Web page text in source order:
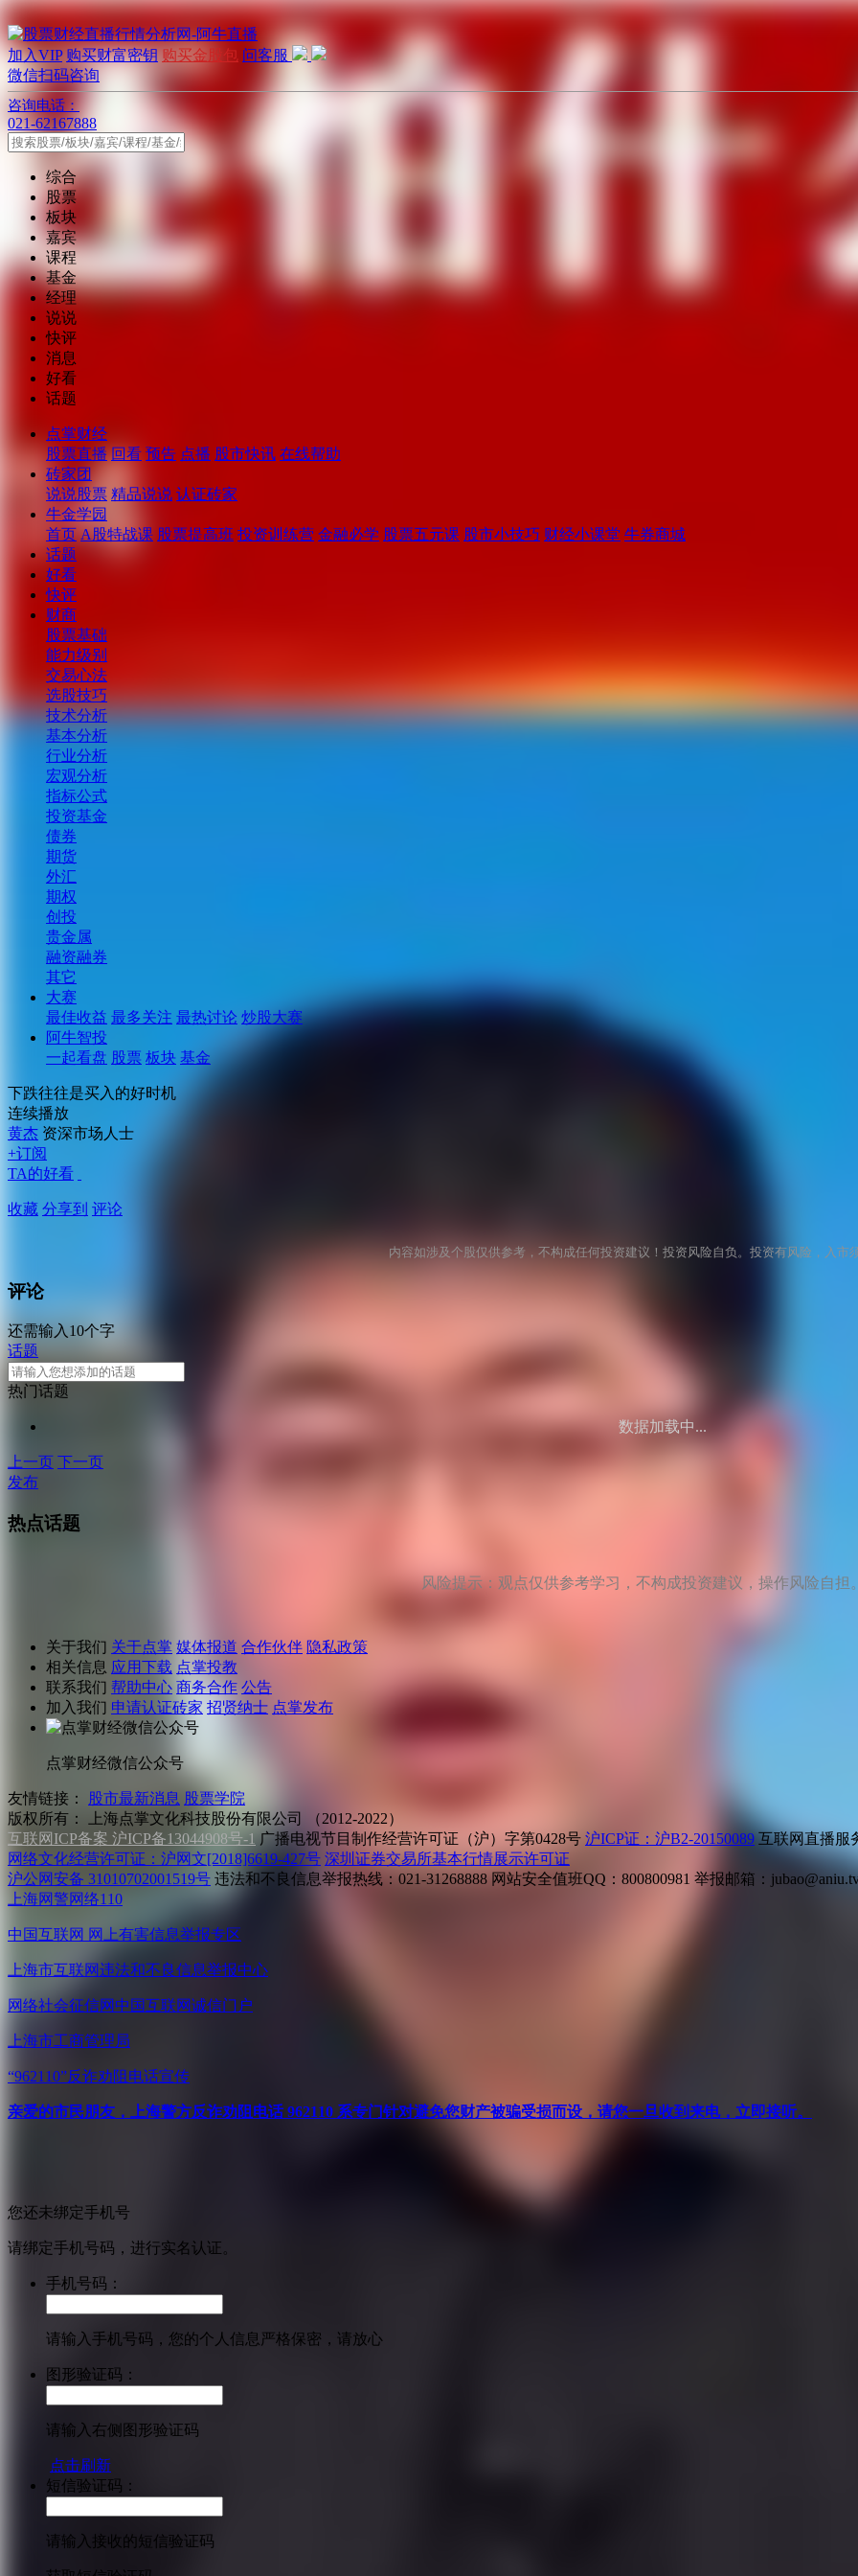
加入VIP 购买财富密钥 购买金股包 问客服
微信扫码咨询
咨询电话：
021-62167888
综合
股票
板块
嘉宾
课程
基金
经理
说说
快评
消息
好看
话题
点掌财经
股票直播 回看 预告 点播 股市快讯 在线帮助
砖家团
说说股票 精品说说 认证砖家
牛金学园
首页 A股特战课 股票提高班 投资训练营 金融必学 股票五元课 股市小技巧 财经小课堂 牛券商城
话题
好看
快评
财商
股票基础
能力级别
交易心法
选股技巧
技术分析
基本分析
行业分析
宏观分析
指标公式
投资基金
债券
期货
外汇
期权
创投
贵金属
融资融券
其它
大赛
最佳收益 最多关注 最热讨论 炒股大赛
阿牛智投
一起看盘 股票 板块 基金
下跌往往是买入的好时机
连续播放
黄杰 资深市场人士
+订阅
TA的好看
收藏 分享到 评论
内容如涉及个股仅供参考，不构成任何投资建议！投资风险自负。投资有风险，入市
评论
还需输入10个字
话题
热门话题
数据加载中...
上一页 下一页
发布
热点话题
风险提示：观点仅供参考学习，不构成投资建议，操作风险自担
关于我们 关于点掌 媒体报道 合作伙伴 隐私政策
相关信息 应用下载 点掌投教
联系我们 帮助中心 商务合作 公告
加入我们 申请认证砖家 招贤纳士 点掌发布
点掌财经微信公众号
友情链接： 股市最新消息 股票学院
版权所有：
上海点掌文化科技股份有限公司 （2012-2022）
互联网ICP备案 沪ICP备13044908号-1 广播电视节目制作经营许可证（沪）字第0428号 沪ICP证：沪B2-20150089 互联网直播服
网络文化经营许可证：沪网文[2018]6619-427号 深圳证券交易所基本行情展示许可证
沪公网安备 31010702001519号 违法和不良信息举报热线：021-31268888 网站安全值班QQ：800800981 举报邮箱：
上海网警网络110
中国互联网 网上有害信息举报专区
上海市互联网违法和不良信息举报中心
网络社会征信网 中国互联网诚信门户
上海市工商管理局
“962110”反诈劝阻电话宣传
亲爱的市民朋友，上海警方反诈劝阻电话 962110 系专门针对避免您财产被骗受损而设，请您一旦收到来电，立即接听。
您还未绑定手机号
请绑定手机号码，进行实名认证。
手机号码：
请输入手机号码，您的个人信息严格保密，请放心
图形验证码：
请输入右侧图形验证码
点击刷新
短信验证码：
请输入接收的短信验证码